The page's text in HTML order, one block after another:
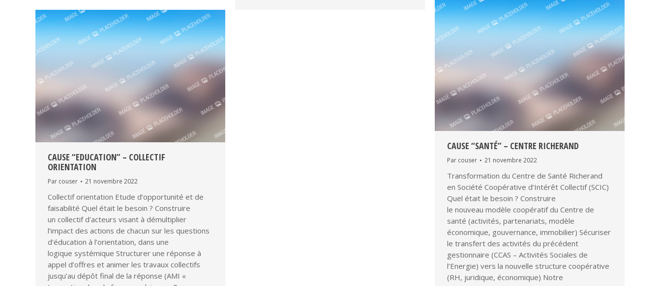
CAUSE “SANTÉ” – CENTRE RICHERAND
Par couser 21 novembre 2022
Transformation du Centre de Santé Richerand
en Société Coopérative d’Intérêt Collectif (SCIC)
Quel était le besoin ? ​Construire
le nouveau modèle coopératif du Centre de
santé (activités, partenariats, modèle
économique, gouvernance, immobilier)​ Sécuriser
le transfert des activités du précédent
gestionnaire (CCAS – Activités Sociales de
l’Energie) vers la nouvelle structure coopérative
(RH, juridique, économique)​ Notre
CAUSE “EDUCATION” – COLLECTIF
ORIENTATION
Par couser 21 novembre 2022
Collectif orientation Etude d’opportunité et de
faisabilité Quel était le besoin ? ​Construire
un collectif d’acteurs visant à démultiplier
l’impact des actions de chacun sur les questions
d’éducation à l’orientation, dans une
logique systémique​ Structurer une réponse à
appel d’offres et animer les travaux collectifs
jusqu’au dépôt final de la réponse (AMI «